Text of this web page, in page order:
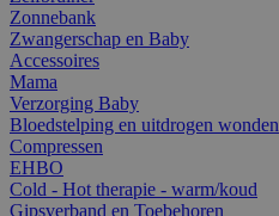
Zonnebank
Zwangerschap en Baby
Accessoires
Mama
Verzorging Baby
Bloedstelping en uitdrogen wonden
Compressen
EHBO
Cold - Hot therapie - warm/koud
Gipsverband en Toebehoren